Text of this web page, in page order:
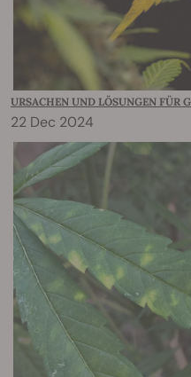
URSACHEN UND LÖSUNGEN FÜR
22 Dec 2024